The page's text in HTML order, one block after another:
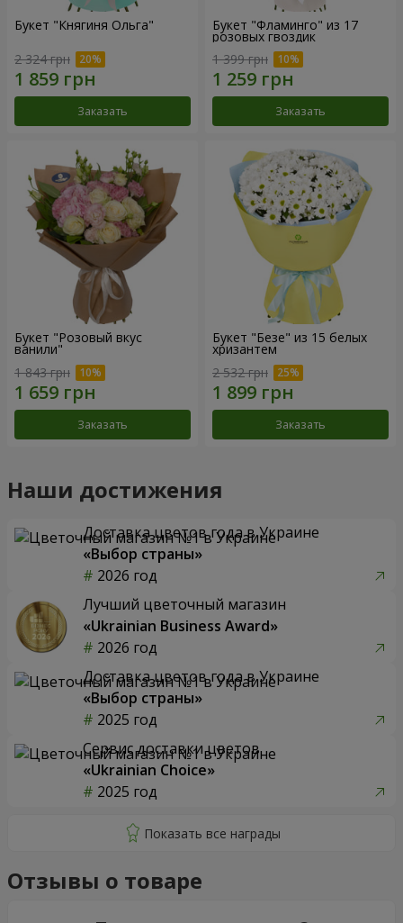
Букет "Княгиня Ольга"
2 324 грн
Заказать
Букет "Фламинго" из 17
розовых гвоздик
1 399 грн
Заказать
Букет "Розовый вкус
ванили"
1 843 грн
Заказать
Букет "Безе" из 15 белых
хризантем
2 532 грн
Заказать
Наши достижения
Доставка цветов года в Украине
«Выбор страны»
2026 год
Лучший цветочный магазин
«Ukrainian Business Award»
2026 год
Доставка цветов года в Украине
«Выбор страны»
2025 год
Сервис доставки цветов
«Ukrainian Choice»
2025 год
Отзывы о товаре